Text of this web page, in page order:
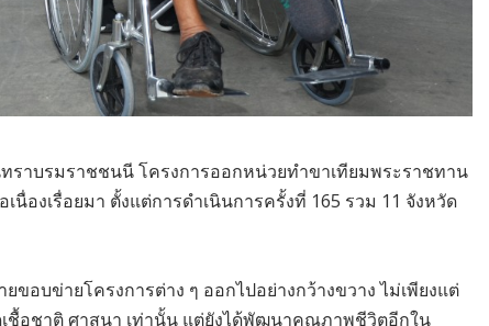
าบรมราชชนนี โครงการออกหน่วยทำขาเทียมพระราชทาน
องเรื่อยมา ตั้งแต่การดำเนินการครั้งที่ 165 รวม 11 จังหวัด
ขอบข่ายโครงการต่าง ๆ ออกไปอย่างกว้างขวาง ไม่เพียงแต่
ชื้อชาติ ศาสนา เท่านั้น แต่ยังได้พัฒนาคุณภาพชีวิตอีกใน